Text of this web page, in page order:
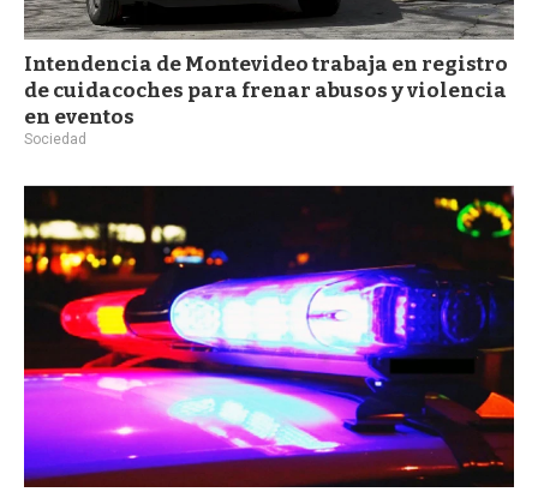
Intendencia de Montevideo trabaja en registro
de cuidacoches para frenar abusos y violencia
en eventos
Sociedad